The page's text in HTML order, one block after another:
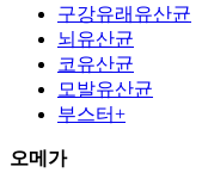
구강유래유산균
뇌유산균
코유산균
모발유산균
부스터+
오메가